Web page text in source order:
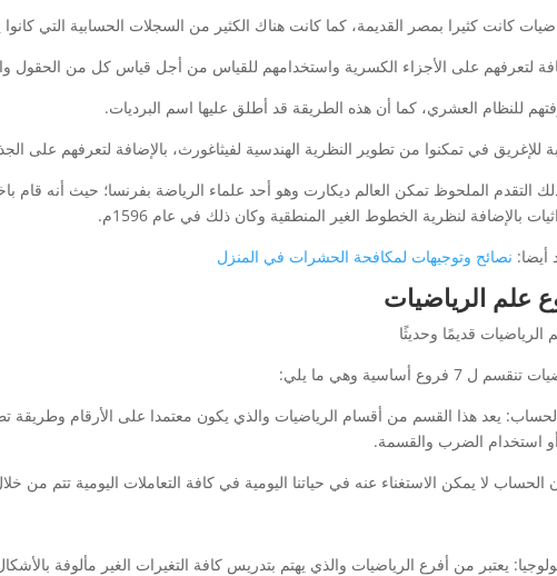
كانت كثيرا بمصر القديمة، كما كانت هناك الكثير من السجلات الحسابية التي
لتعرفهم على الأجزاء الكسرية واستخدامهم للقياس من أجل قياس كل من الحقول
للنظام العشري، كما أن هذه الطريقة قد أطلق عليها اسم البرديات.
للإغريق في تمكنوا من تطوير النظرية الهندسية لفيثاغورث، بالإضافة لتعرفهم على
التقدم الملحوظ تمكن العالم ديكارت وهو أحد علماء الرياضة بفرنسا؛ حيث أنه قام
بالإضافة لنظرية الخطوط الغير المنطقية وكان ذلك في عام 1596م.
أيضا: نصائح وتوجيهات لمكافحة الحشرات في المنزل
علم الرياضيات
ل 7 فروع أساسية وهي ما يلي:
يعد هذا القسم من أقسام الرياضيات والذي يكون معتمدا على الأرقام وطريقة
استخدام الضرب والقسمة.
الحساب لا يمكن الاستغناء عنه في حياتنا اليومية في كافة التعاملات اليومية تتم من
يعتبر من أفرع الرياضيات والذي يهتم بتدريس كافة التغيرات الغير مألوفة